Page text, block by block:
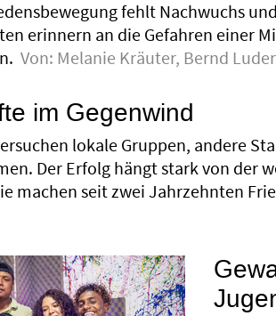
fehlt Nachwuchs
erinnern an die Gefahren einer
Von: Melanie Kräuter, Bernd
im Gegenwind
lokale Gruppen, andere
Der Erfolg hängt stark von der
machen seit zwei Jahrzehnten